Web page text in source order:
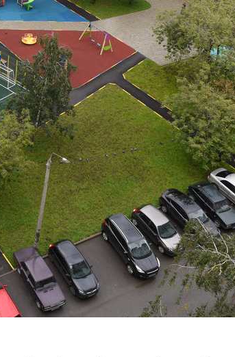
И.Метшин о
Казани
04/10/2021
питании
И.Метшин о
2021 году
26/04/2021